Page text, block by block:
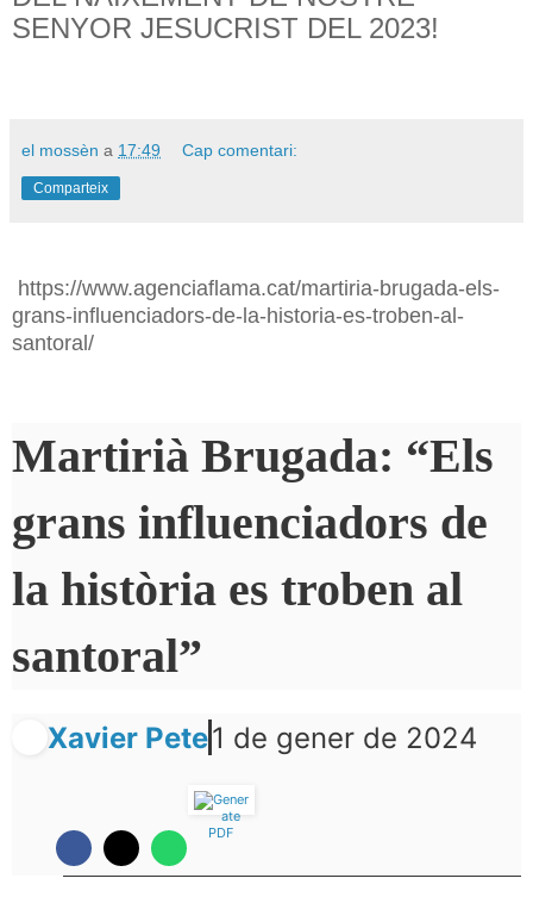
SENYOR JESUCRIST DEL 2023!
el mossèn a 17:49 Cap comentari:
Comparteix
https://www.agenciaflama.cat/martiria-brugada-els-
grans-influenciadors-de-la-historia-es-troben-al-
santoral/
Martirià Brugada: “Els
grans influenciadors de
la història es troben al
santoral”
Xavier Pete1 de gener de 2024